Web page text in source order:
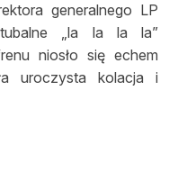
generalnego LP
tubalne „la la la la”
niosło się echem
uroczysta kolacja i